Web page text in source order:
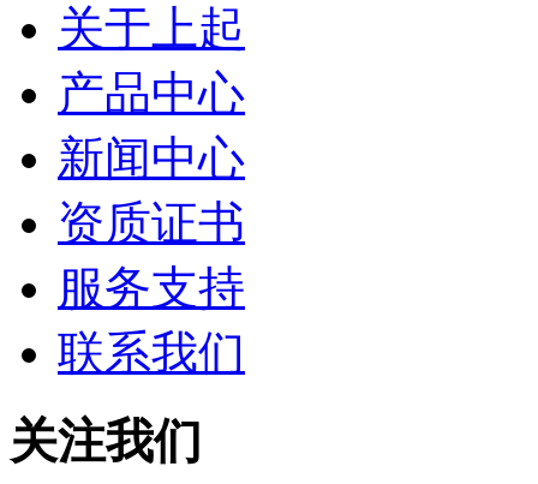
关于上起
产品中心
新闻中心
资质证书
服务支持
联系我们
关注我们